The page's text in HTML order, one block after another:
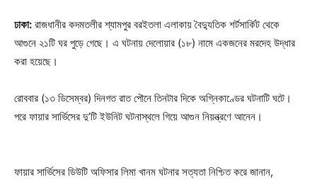
ঢাকা: রাজধানীর কদমতলীর শ্যামপুর বরইতলা এলাকায় বৈদ্যুতিক শর্টসার্কিট থেকে
আগুনে ২১টি ঘর পুড়ে গেছে। এ ঘটনায় দেলোয়ার (১৮) নামে একজনের মরদেহ উদ্ধার
করা হয়েছে।
রোববার (১৩ ডিসেম্বর) দিনগত রাত পৌনে তিনটার দিকে অগ্নিকাণ্ডের ঘটনাটি ঘটে।
পরে ফায়ার সার্ভিসের দু’টি ইউনিট ঘটনাস্থলে গিয়ে আগুন নিয়ন্ত্রণে আনেন।
ফায়ার সার্ভিসের ডিউটি অফিসার লিমা খানম ঘটনার সত্যতা নিশ্চিত করে জানান,